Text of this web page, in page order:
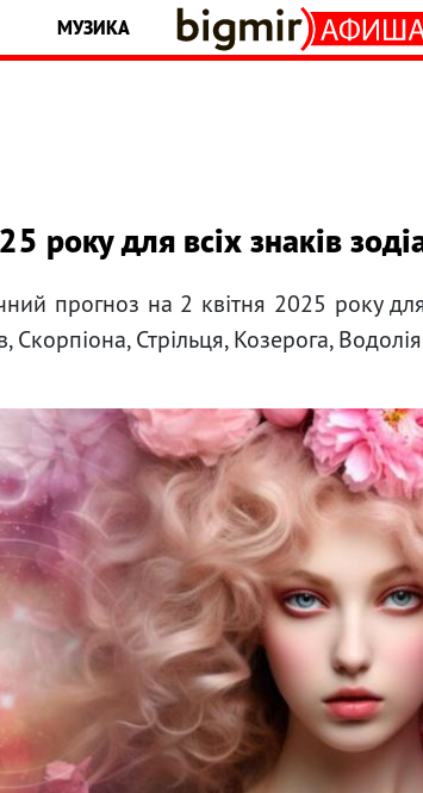
МУЗИКА
року для всіх знаків
прогноз на 2 квітня 2025 року
Скорпіона, Стрільця, Козерога,